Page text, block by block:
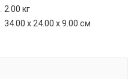
2.00 кг
34.00 x 24.00 x 9.00 см